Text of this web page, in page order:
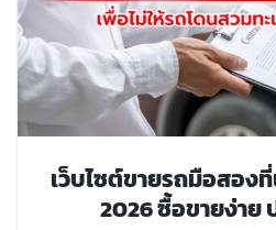
เว็บไซต์ขายรถมือสอง
2026 ซื้อขายง่าย